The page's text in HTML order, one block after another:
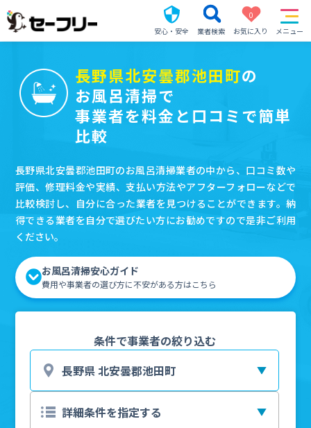
安心・安全 業者検索
0
お気に入り
メニュー
長野県北安曇郡池田町の
お風呂清掃で
事業者を料金と口コミで簡単
比較
長野県北安曇郡池田町のお風呂清掃業者の中から、口コミ数や
評価、修理料金や実績、支払い方法やアフターフォローなどで
比較検討し、自分に合った業者を見つけることができます。納
得できる業者を自分で選びたい方にお勧めですので是非ご利用
ください。
お風呂清掃安心ガイド
費用や事業者の選び方に不安がある方はこちら
条件で事業者の絞り込む